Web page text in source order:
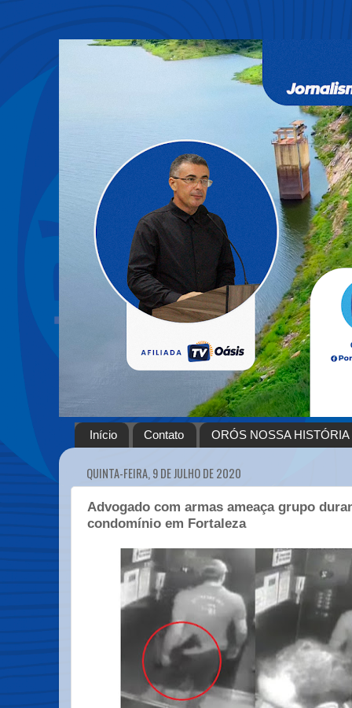
Início Contato ORÓS NOSSA HISTÓRIA
QUINTA-FEIRA, 9 DE JULHO DE 2020
Advogado com armas ameaça grupo
condomínio em Fortaleza